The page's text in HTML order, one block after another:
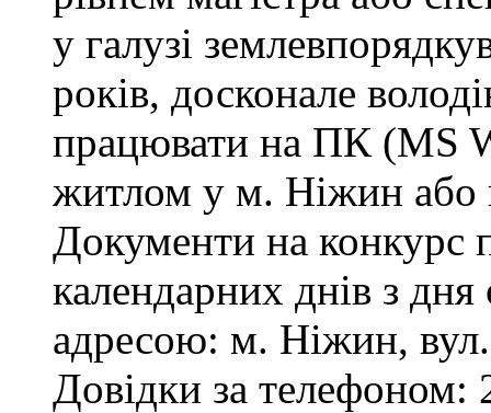
у галузі
років, досконале
працювати на ПК (MS
житлом у м. Ніжин або
Документи на конкурс
календарних днів з
адресою: м. Ніжин,
Довідки за телефоном: